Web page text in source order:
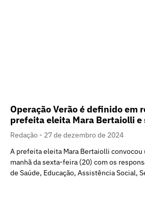
Operação Verão é definido em
prefeita eleita Mara Bertaiolli e
Redação
27 de dezembro de 2024
A prefeita eleita Mara Bertaiolli convocou
manhã da sexta-feira (20) com os
de Saúde, Educação, Assistência Social,